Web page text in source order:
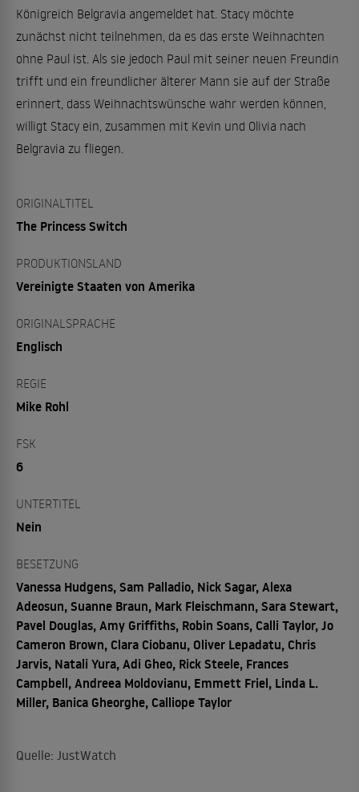
Königreich Belgravia angemeldet hat. Stacy möchte
zunächst nicht teilnehmen, da es das erste Weihnachten
ohne Paul ist. Als sie jedoch Paul mit seiner neuen Freundin
trifft und ein freundlicher älterer Mann sie auf der Straße
erinnert, dass Weihnachtswünsche wahr werden können,
willigt Stacy ein, zusammen mit Kevin und Olivia nach
Belgravia zu fliegen.
ORIGINALTITEL
The Princess Switch
PRODUKTIONSLAND
Vereinigte Staaten von Amerika
ORIGINALSPRACHE
Englisch
REGIE
Mike Rohl
FSK
6
UNTERTITEL
Nein
BESETZUNG
Vanessa Hudgens, Sam Palladio, Nick Sagar, Alexa
Adeosun, Suanne Braun, Mark Fleischmann, Sara Stewart,
Pavel Douglas, Amy Griffiths, Robin Soans, Calli Taylor, Jo
Cameron Brown, Clara Ciobanu, Oliver Lepadatu, Chris
Jarvis, Natali Yura, Adi Gheo, Rick Steele, Frances
Campbell, Andreea Moldovianu, Emmett Friel, Linda L.
Miller, Banica Gheorghe, Calliope Taylor
Quelle: JustWatch